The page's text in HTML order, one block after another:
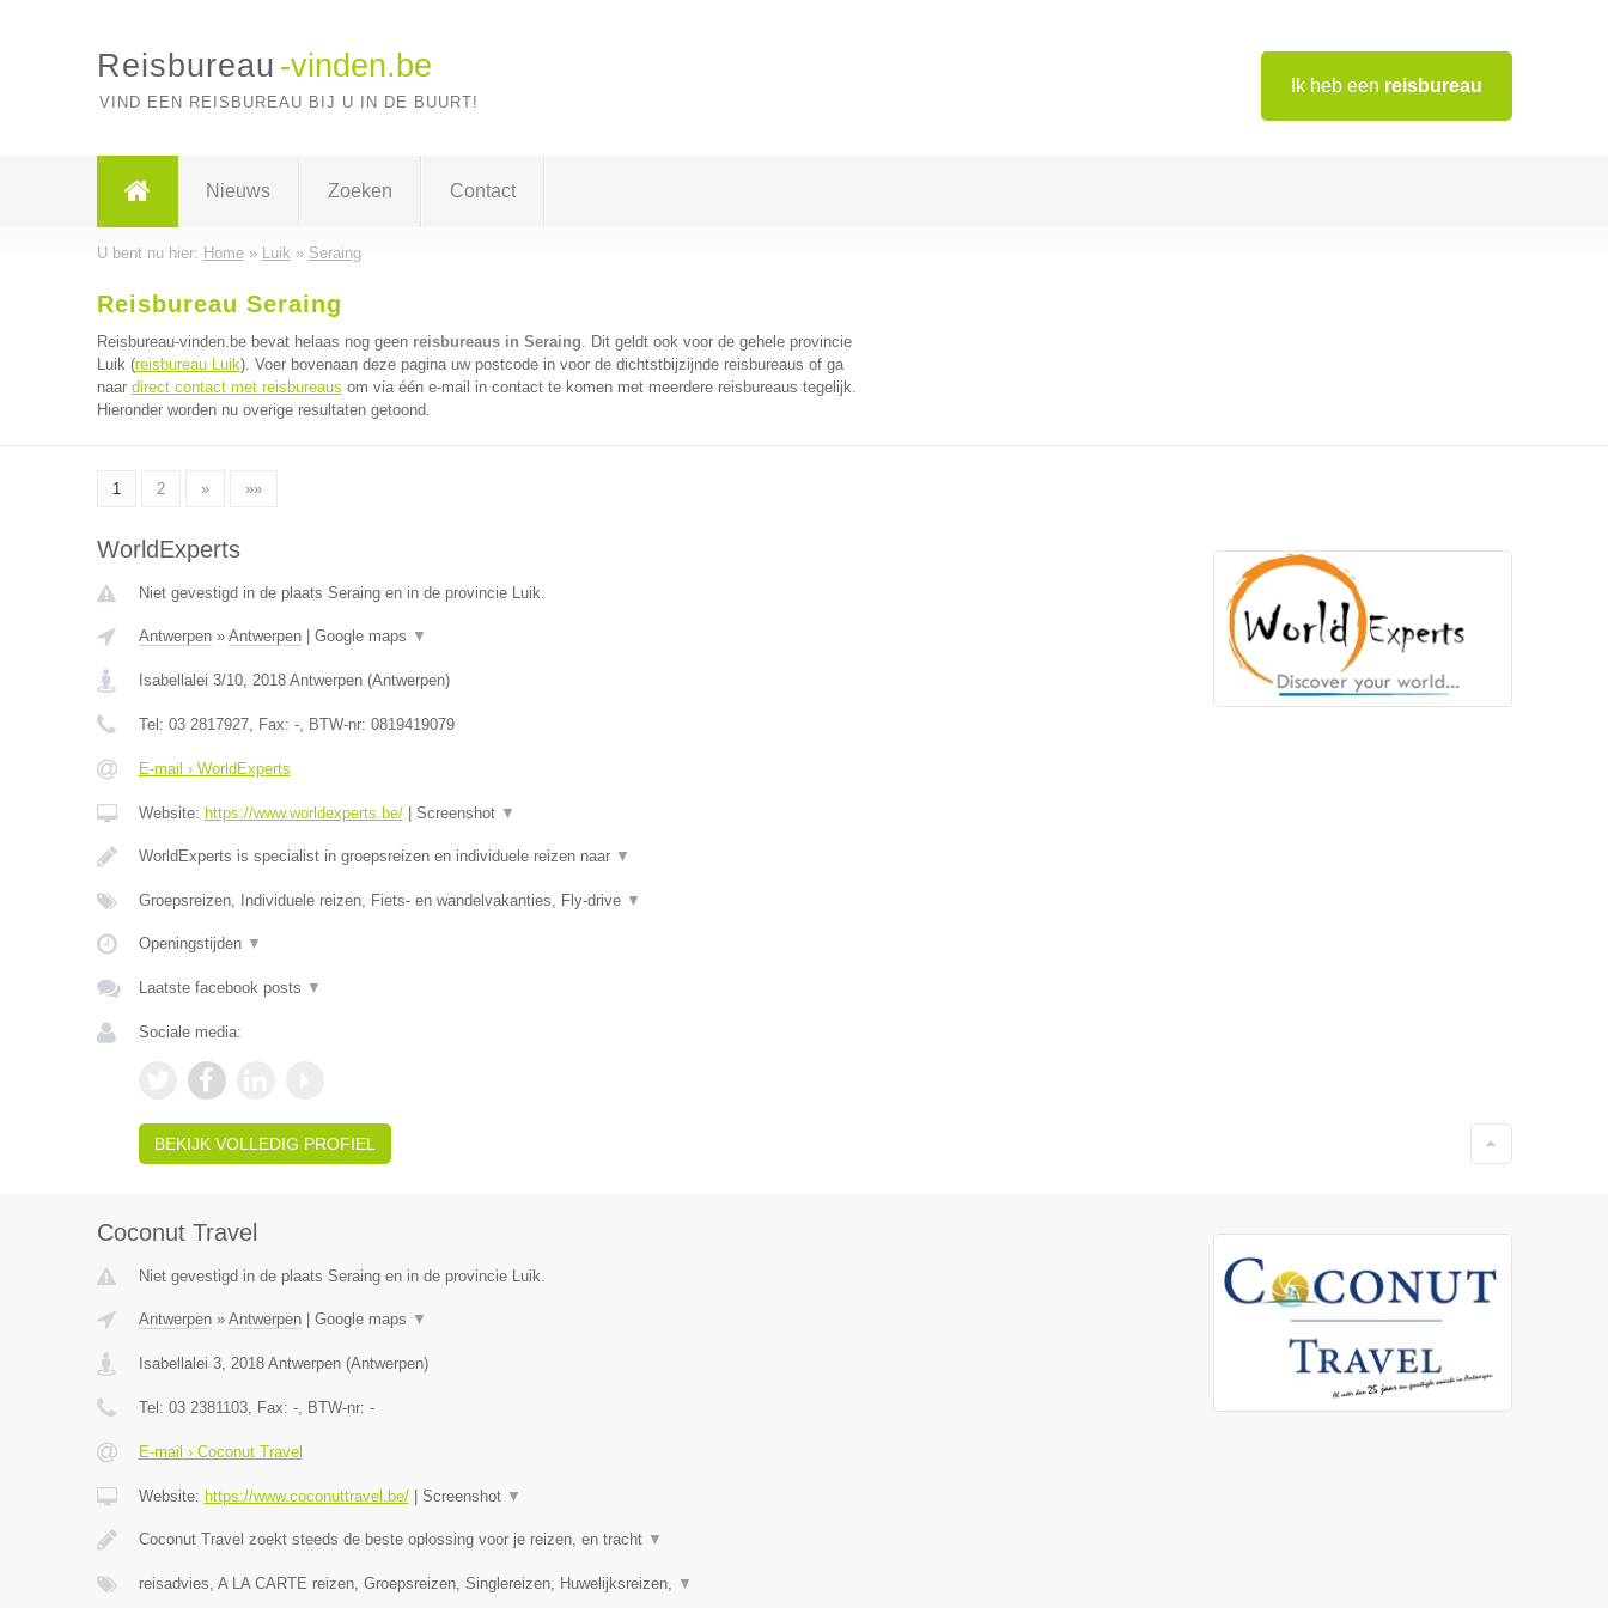
Ik heb een reisbureau
Reisbureau -vinden.be
VIND EEN REISBUREAU BIJ U IN DE BUURT!
Nieuws Zoeken Contact
U bent nu hier: Home» Luik » Seraing
Reisbureau Seraing
Reisbureau-vinden.be bevat helaas nog geen reisbureaus in Seraing. Dit geldt ook voor de gehele provincie
Luik (reisbureau Luik). Voer bovenaan deze pagina uw postcode in voor de dichtstbijzijnde reisbureaus of ga
naar direct contact met reisbureaus om via één e-mail in contact te komen met meerdere reisbureaus tegelijk.
Hieronder worden nu overige resultaten getoond.
1 2 » »»
WorldExperts
Niet gevestigd in de plaats Seraing en in de provincie Luik.
Antwerpen» Antwerpen| Google maps ▼
Isabellalei 3/10, 2018 Antwerpen(Antwerpen)
Tel: 03 2817927, Fax: -, BTW-nr: 0819419079
E-mail › WorldExperts
Website: https://www.worldexperts.be/| Screenshot ▼
WorldExperts is specialist in groepsreizen en individuele reizen naar ▼
Groepsreizen, Individuele reizen, Fiets- en wandelvakanties, Fly-drive ▼
Openingstijden ▼
Laatste facebook posts ▼
Sociale media:
BEKIJK VOLLEDIG PROFIEL
Coconut Travel
Niet gevestigd in de plaats Seraing en in de provincie Luik.
Antwerpen» Antwerpen| Google maps ▼
Isabellalei 3, 2018 Antwerpen(Antwerpen)
Tel: 03 2381103, Fax: -, BTW-nr: -
E-mail › Coconut Travel
Website: https://www.coconuttravel.be/| Screenshot ▼
Coconut Travel zoekt steeds de beste oplossing voor je reizen, en tracht ▼
reisadvies, A LA CARTE reizen, Groepsreizen, Singlereizen, Huwelijksreizen, ▼